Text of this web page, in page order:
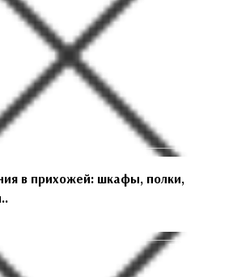
в прихожей: шкафы, полки,